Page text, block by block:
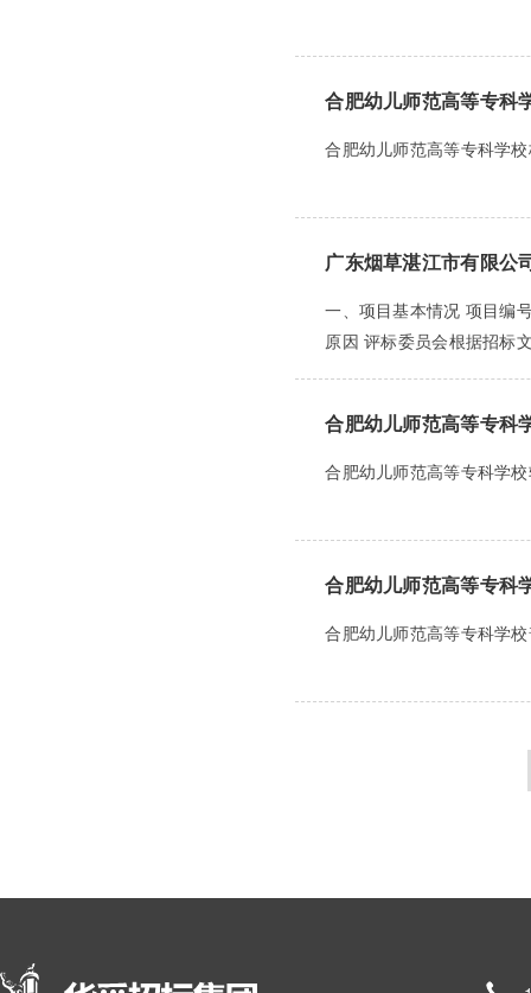
合肥幼儿师范高等专科
合肥幼儿师范高等专科学
广东烟草湛江市有限公
一、项目基本情况 项目编
原因 评标委员会根据招标
合肥幼儿师范高等专科
合肥幼儿师范高等专科学
合肥幼儿师范高等专科
合肥幼儿师范高等专科学